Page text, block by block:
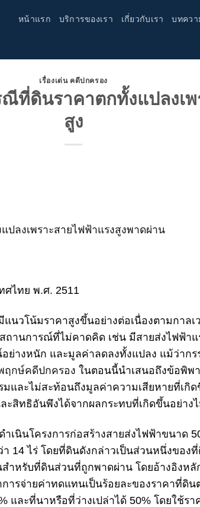
หน้าแรก บริการของเรา เกี่ยวกับเรา บทควา
เรื่องเด่น คดีปกครอง
ที่ดินราคาตกทั้งแปลงเพ
สูง
ลงเพราะสายไฟฟ้าแรงสูงพาดผ่าน
ศไทย พ.ศ. 2511
วโน้มราคาสูงขึ้นอย่างต่อเนื่องตามกาลเ
ถานการณ์ที่ไม่คาดคิด เช่น มีสายส่งไฟฟ้าแ
างหนัก และมูลค่าลดลงทั้งแปลง แม้ว่ากร
ฤกษ์คดีปกครอง ในตอนนี้นำเสนอถึงข้อพิพ
มและไม่สะท้อนถึงมูลค่าความเสียหายที่เกิ
ละสิทธิอันพึงได้จากผลกระทบที่เกิดขึ้นอย่าง
เนินโครงการก่อสร้างสายส่งไฟฟ้าขนาด
14 ไร่ โดยที่ดินดังกล่าวเป็นส่วนหนึ่งของ
สำหรับที่ดินส่วนที่ถูกพาดผ่าน โดยอ้างอิงหลั
ารจ่ายค่าทดแทนเป็นร้อยละของราคาที่ดิน
และที่นาหรือที่ว่างเปล่าได้ 50% โดยใช้ร